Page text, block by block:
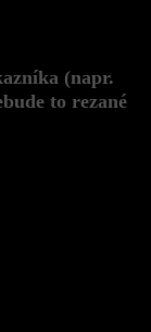
(napr.
to rezané